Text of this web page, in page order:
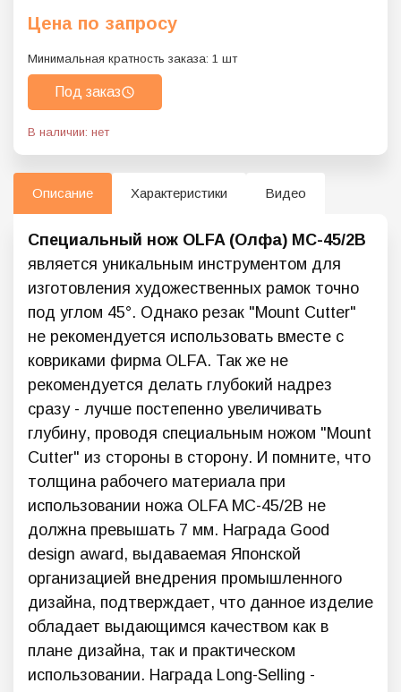
Цена по запросу
Минимальная кратность заказа: 1 шт
Под заказ
В наличии: нет
Описание Характеристики Видео
Специальный нож OLFA (Олфа) MC-45/2B
является уникальным инструментом для
изготовления художественных рамок точно
под углом 45°. Однако резак "Mount Cutter"
не рекомендуется использовать вместе с
ковриками фирма OLFA. Так же не
рекомендуется делать глубокий надрез
сразу - лучше постепенно увеличивать
глубину, проводя специальным ножом "Mount
Cutter" из стороны в сторону. И помните, что
толщина рабочего материала при
использовании ножа OLFA MC-45/2B не
должна превышать 7 мм. Награда Good
design award, выдаваемая Японской
организацией внедрения промышленного
дизайна, подтверждает, что данное изделие
обладает выдающимся качеством как в
плане дизайна, так и практическом
использовании. Награда Long-Selling -